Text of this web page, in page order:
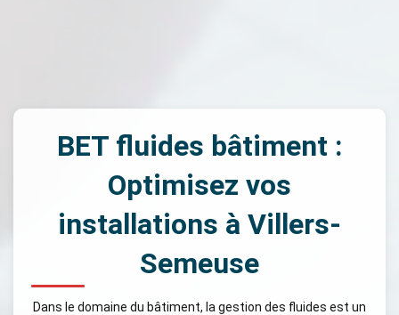
BET fluides bâtiment :
Optimisez vos
installations à Villers-
Semeuse
Dans le domaine du bâtiment, la gestion des fluides est un